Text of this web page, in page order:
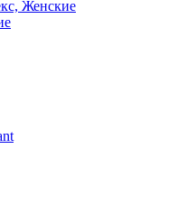
Женские